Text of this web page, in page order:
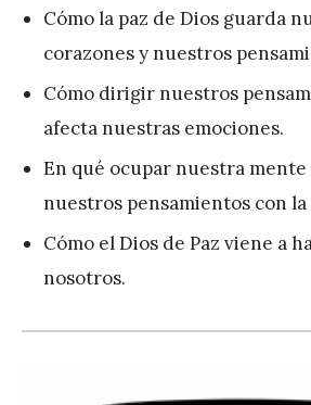
Cómo la paz de Dios guarda
corazones y nuestros
Cómo dirigir nuestros
afecta nuestras emociones.
En qué ocupar nuestra
nuestros pensamientos con la
Cómo el Dios de Paz viene a
nosotros.